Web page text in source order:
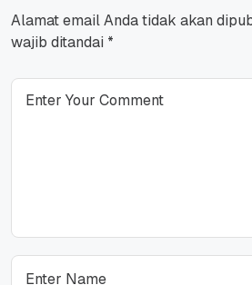
Alamat email Anda tidak akan
wajib ditandai *